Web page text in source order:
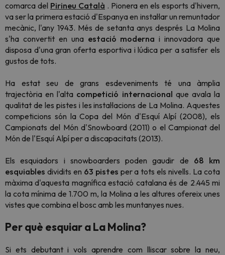
comarca del Pirineu Català . Pionera en els esports d'hivern,
va ser la primera estació d'Espanya en instal·lar un remuntador
mecànic, l'any 1943. Més de setanta anys després La Molina
s'ha convertit en una estació moderna i innovadora que
disposa d'una gran oferta esportiva i lúdica per a satisfer els
gustos de tots.
Ha estat seu de grans esdeveniments té una àmplia
trajectòria en l'alta competició internacional que avala la
qualitat de les pistes i les instal·lacions de La Molina. Aquestes
competicions són la Copa del Món d'Esquí Alpí (2008), els
Campionats del Món d'Snowboard (2011) o el Campionat del
Món de l'Esquí Alpí per a discapacitats (2013).
Els esquiadors i snowboarders poden gaudir de 68 km
esquiables dividits en 63 pistes per a tots els nivells. La cota
màxima d'aquesta magnífica estació catalana és de 2.445 mi
la cota mínima de 1.700 m, la Molina a les altures ofereix unes
vistes que combina el bosc amb les muntanyes nues.
Per què esquiar a La Molina?
Si ets debutant i vols aprendre com lliscar sobre la neu,